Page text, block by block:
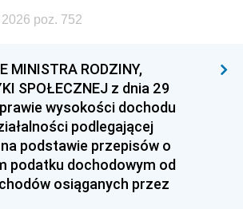
poz. 752
MINISTRA RODZINY,
SPOŁECZNEJ z dnia 29
wysokości dochodu
podlegającej
podstawie przepisów o
podatku dochodowym od
osiąganych przez